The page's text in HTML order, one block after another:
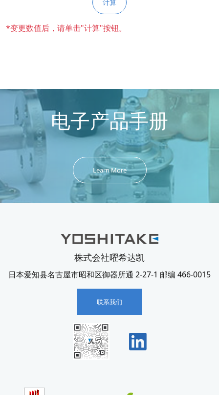
*变更数值后，请单击"计算"按钮。
电子产品手册
Learn More
株式会社曜希达凯
日本爱知县名古屋市昭和区御器所通 2-27-1 邮编 466-0015
联系我们